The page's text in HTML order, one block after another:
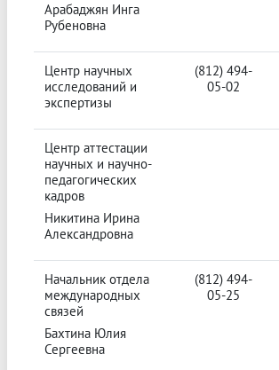
Арабаджян Инга
Рубеновна
Центр научных
исследований и
экспертизы
(812) 494-
05-02
Центр аттестации
научных и научно-
педагогических
кадров
Никитина Ирина
Александровна
Начальник отдела
международных
связей
Бахтина Юлия
Сергеевна
(812) 494-
05-25